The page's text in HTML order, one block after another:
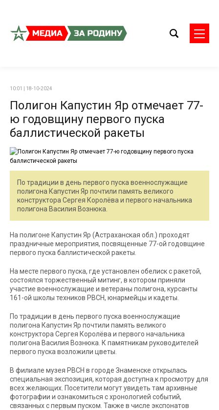
10:01 | 18-10-2024
Полигон Капустин Яр отмечает 77-
ю годовщину первого пуска
баллистической ракеты
По традиции в день первого пуска военнослужащие
полигона Капустин Яр почтили память великого
конструктора Сергея Королёва и первого начальника
полигона Василия Вознюка.
На полигоне Капустин Яр (Астраханская обл.) проходят
праздничные мероприятия, посвященные 77-ой годовщине
первого пуска баллистической ракеты.
На месте первого пуска, где установлен обелиск с ракетой,
состоялся торжественный митинг, в котором приняли
участие военнослужащие и ветераны полигона, курсанты
161-ой школы техников РВСН, юнармейцы и кадеты.
По традиции в день первого пуска военнослужащие
полигона Капустин Яр почтили память великого
конструктора Сергея Королёва и первого начальника
полигона Василия Вознюка. К памятникам руководителей
первого пуска возложили цветы.
В филиале музея РВСН в городе Знаменске открылась
специальная экспозиция, которая доступна к просмотру для
всех желающих. Посетители могут увидеть там архивные
фотографии и ознакомиться с хронологией событий,
связанных с первым пуском. Также в числе экспонатов